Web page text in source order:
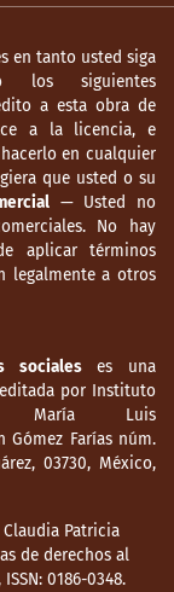
en tanto usted siga
siguientes
a esta obra de
a la licencia, e
en cualquier
que usted o su
— Usted no
No hay
aplicar términos
legalmente a otros
socialeses una
por Instituto
María Luis
Gómez Farías núm.
03730, México,
Patricia
de derechos al
0186-0348.